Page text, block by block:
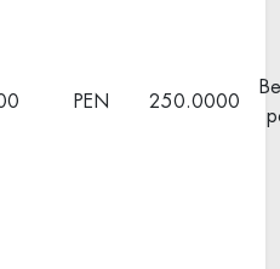
PEN 250.0000